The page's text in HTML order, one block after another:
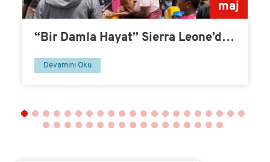
maj
“Bir Damla Hayat” Sierra Leone’de
Devamını Oku